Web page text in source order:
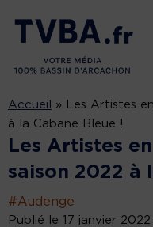
Accueil »
Les Artistes
à la Cabane Bleue !
Les Artistes
saison 2022 à
#Audenge
Publié le 17 janvier